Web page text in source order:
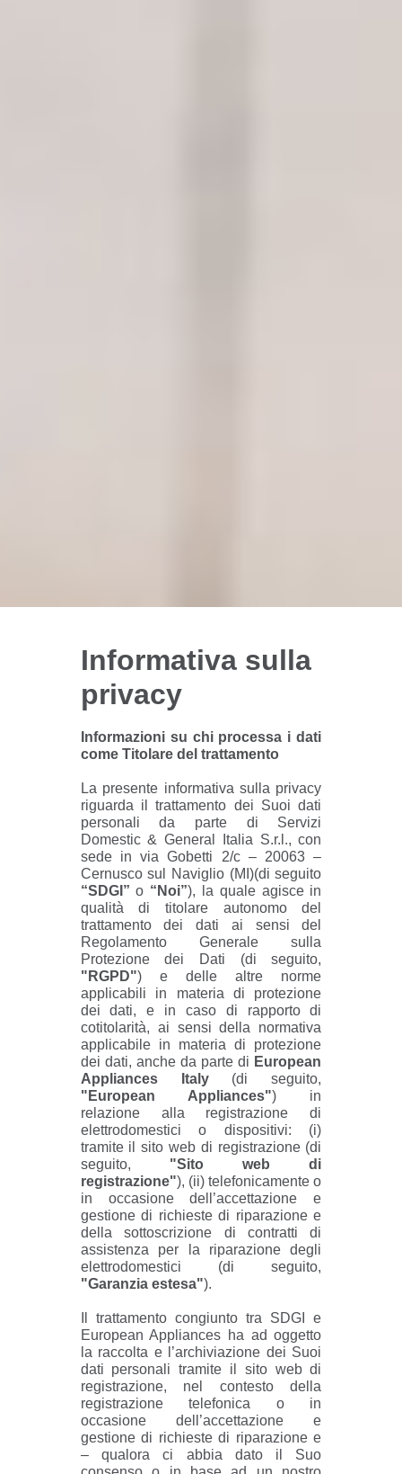
Informativa sulla
privacy
Informazioni su chi processa i dati
come Titolare del trattamento
La presente informativa sulla privacy
riguarda il trattamento dei Suoi dati
personali da parte di Servizi
Domestic & General Italia S.r.l., con
sede in via Gobetti 2/c – 20063 –
Cernusco sul Naviglio (MI)(di seguito
“SDGI” o “Noi”), la quale agisce in
qualità di titolare autonomo del
trattamento dei dati ai sensi del
Regolamento Generale sulla
Protezione dei Dati (di seguito,
"RGPD") e delle altre norme
applicabili in materia di protezione
dei dati, e in caso di rapporto di
cotitolarità, ai sensi della normativa
applicabile in materia di protezione
dei dati, anche da parte di European
Appliances Italy(di seguito,
"European Appliances") in
relazione alla registrazione di
elettrodomestici o dispositivi: (i)
tramite il sito web di registrazione (di
seguito, "Sito web di
registrazione"), (ii) telefonicamente o
in occasione dell’accettazione e
gestione di richieste di riparazione e
della sottoscrizione di contratti di
assistenza per la riparazione degli
elettrodomestici (di seguito,
"Garanzia estesa").
Il trattamento congiunto tra SDGI e
European Appliances ha ad oggetto
la raccolta e l’archiviazione dei Suoi
dati personali tramite il sito web di
registrazione, nel contesto della
registrazione telefonica o in
occasione dell’accettazione e
gestione di richieste di riparazione e
– qualora ci abbia dato il Suo